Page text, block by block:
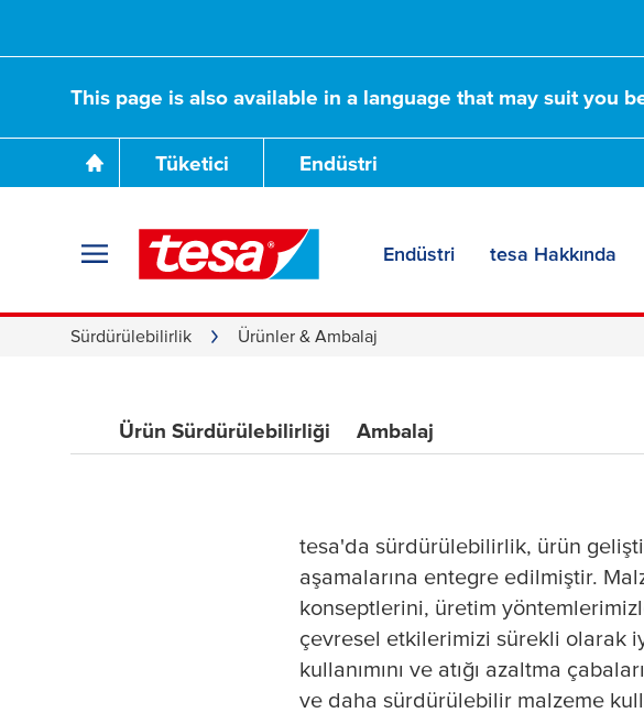
This page is also available in a language that may suit you
Tüketici Endüstri
Endüstri tesa Hakkında
Sürdürülebilirlik Ürünler & Ambalaj
Ürünler & Ambalaj
Ürün Sürdürülebilirliği Ambalaj
tesa'da sürdürülebilirlik, ürün
aşamalarına entegre edilmiştir.
konseptlerini, üretim
çevresel etkilerimizi sürekli olarak
kullanımını ve atığı azaltma
ve daha sürdürülebilir malzeme